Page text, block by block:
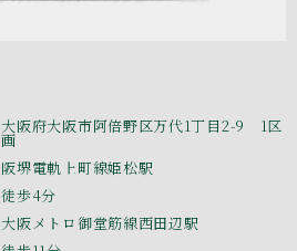
大阪府大阪市阿倍野区万代1丁目2-9 1区
画
阪堺電軌上町線姫松駅
徒歩4分
大阪メトロ御堂筋線西田辺駅